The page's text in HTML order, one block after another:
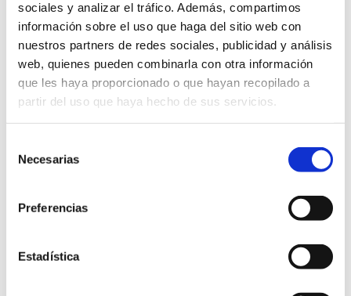
sociales y analizar el tráfico. Además, compartimos
información sobre el uso que haga del sitio web con
nuestros partners de redes sociales, publicidad y análisis
web, quienes pueden combinarla con otra información
que les haya proporcionado o que hayan recopilado a
partir del uso que haya hecho de sus servicios.
Necesarias
Preferencias
Estadística